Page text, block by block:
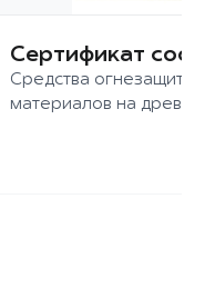
Сертификат
Средства огнезащиты
материалов на